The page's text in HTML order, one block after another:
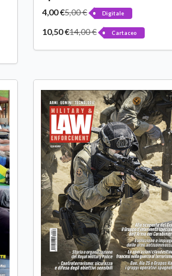
4,00 €5,00 € Digitale
10,50 €14,00 € Cartaceo